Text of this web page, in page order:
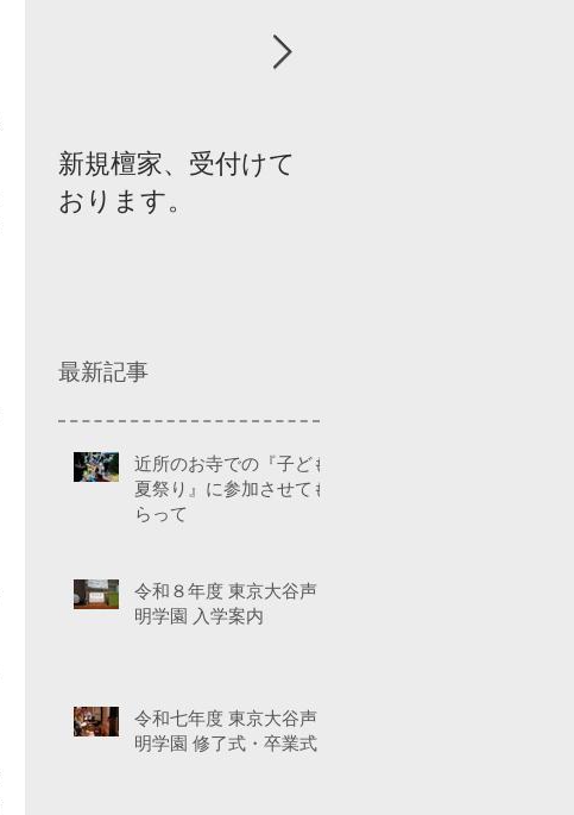
新規檀家、受付けて
おります。
最新記事
近所のお寺での『子ども
夏祭り』に参加させても
らって
令和８年度 東京大谷声
明学園 入学案内
令和七年度 東京大谷声
明学園 修了式・卒業式